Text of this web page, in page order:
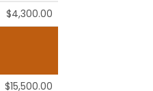
$4,300.00
$15,500.00